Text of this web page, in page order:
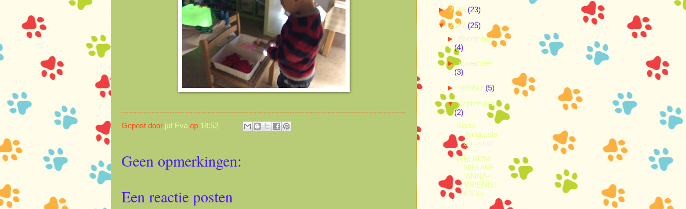
Gepost door juf Eva op 18:52
Geen opmerkingen:
Een reactie posten
►2018 (23)
▼2017 (25)
► december
(4)
►november
(3)
► oktober (5)
▼september
(2)
Slaap
Anna...sla
ap...ssst
WELKOM
NIEUWE
'ANNA-
VRIENDJ
ES'👍